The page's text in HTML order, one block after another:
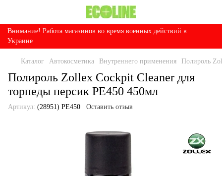
Внимание! Работа магазинов во время военных действий в
Украине
Каталог Автокосметика Внутреннего применения Полироль
Полироль Zollex Cockpit Cleaner для
торпеды персик PE450 450мл
Артикул: (28951) PE450 Оставить отзыв